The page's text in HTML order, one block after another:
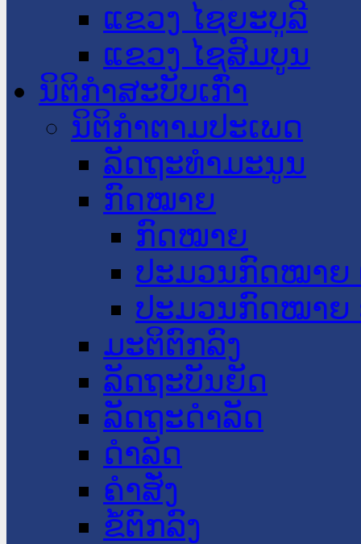
ແຂວງ ໄຊຍະບູລີ
ແຂວງ ໄຊສົມບູນ
ນິຕິກໍາສະບັບເກົ່າ
ນິຕິກຳຕາມປະເພດ
ລັດຖະທໍາມະນູນ
ກົດໝາຍ
ກົດໝາຍ
ປະມວນກົດໝາຍ
ປະມວນກົດໝາຍ
ມະຕິຕົກລົງ
ລັດຖະບັນຍັດ
ລັດຖະດໍາລັດ
ດໍາລັດ
ຄໍາສັ່ງ
ຂໍ້ຕົກລົງ